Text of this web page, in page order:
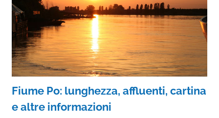
Fiume Po: lunghezza, affluenti, cartina
e altre informazioni